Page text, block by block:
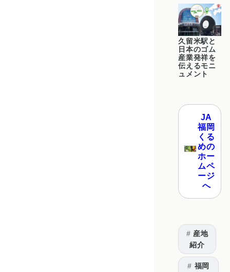
久留米駅と
日本のゴム
産業発祥を
伝えるモニ
ュメント
JA
福岡
くる
めの
ホー
ムペ
ージ
へ
産地
紹介
福岡